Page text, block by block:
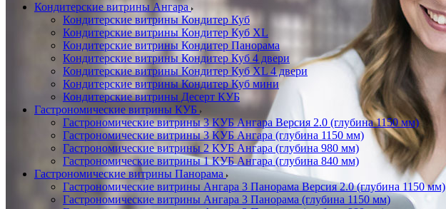
Кондитерские витрины Ангара
Кондитерские витрины Кондитер Куб
Кондитерские витрины Кондитер Куб XL
Кондитерские витрины Кондитер Панорама
Кондитерские витрины Кондитер Куб 4 двери
Кондитерские витрины Кондитер Куб XL 4 двери
Кондитерские витрины Кондитер Куб мини
Кондитерские витрины Десерт КУБ
Гастрономические витрины КУБ
Гастрономические витрины 3 КУБ Ангара Версия 2.0 (глубина 1150 мм)
Гастрономические витрины 3 КУБ Ангара (глубина 1150 мм)
Гастрономические витрины 2 КУБ Ангара (глубина 980 мм)
Гастрономические витрины 1 КУБ Ангара (глубина 840 мм)
Гастрономические витрины Панорама
Гастрономические витрины Ангара 3 Панорама Версия 2.0 (глубина 1150 мм)
Гастрономические витрины Ангара 3 Панорама (глубина 1150 мм)